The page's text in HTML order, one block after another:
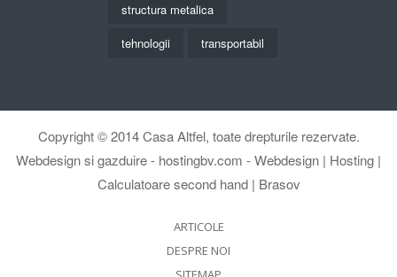
structura metalica
tehnologii
transportabil
Copyright © 2014Casa Altfel, toate drepturile rezervate.
Webdesign si gazduire - hostingbv.com - Webdesign | Hosting |
Calculatoare second hand | Brasov
ARTICOLE
DESPRE NOI